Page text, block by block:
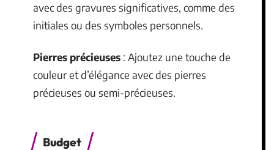
avec des gravures significatives, comme des
initiales ou des symboles personnels.
Pierres précieuses : Ajoutez une touche de
couleur et d’élégance avec des pierres
précieuses ou semi-précieuses.
Budget